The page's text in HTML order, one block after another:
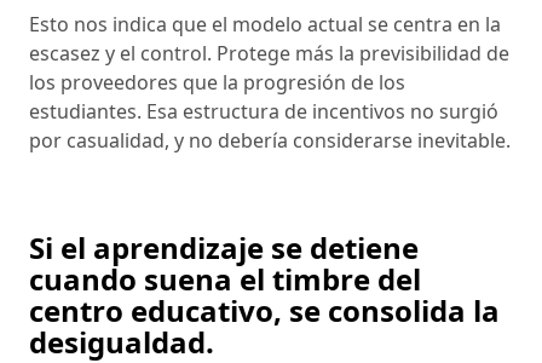
Esto nos indica que el modelo actual se centra en la
escasez y el control. Protege más la previsibilidad de
los proveedores que la progresión de los
estudiantes. Esa estructura de incentivos no surgió
por casualidad, y no debería considerarse inevitable.
Si el aprendizaje se detiene
cuando suena el timbre del
centro educativo, se consolida la
desigualdad.